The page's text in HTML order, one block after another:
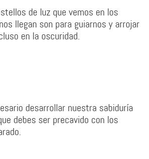
de luz que vemos en los
llegan son para guiarnos y arrojar
en la oscuridad.
desarrollar nuestra sabiduría
debes ser precavido con los